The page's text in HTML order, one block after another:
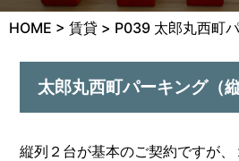
HOME > 賃貸 > P039 太郎丸西町
太郎丸西町パーキング（縦
縦列２台が基本のご契約ですが